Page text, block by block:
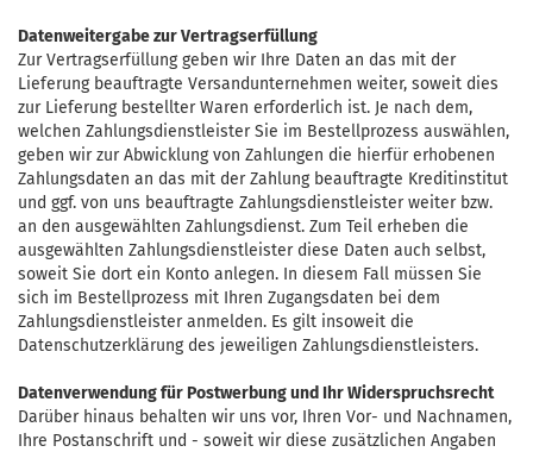
Datenweitergabe zur Vertragserfüllung
Zur Vertragserfüllung geben wir Ihre Daten an das mit der
Lieferung beauftragte Versandunternehmen weiter, soweit dies
zur Lieferung bestellter Waren erforderlich ist. Je nach dem,
welchen Zahlungsdienstleister Sie im Bestellprozess auswählen,
geben wir zur Abwicklung von Zahlungen die hierfür erhobenen
Zahlungsdaten an das mit der Zahlung beauftragte Kreditinstitut
und ggf. von uns beauftragte Zahlungsdienstleister weiter bzw.
an den ausgewählten Zahlungsdienst. Zum Teil erheben die
ausgewählten Zahlungsdienstleister diese Daten auch selbst,
soweit Sie dort ein Konto anlegen. In diesem Fall müssen Sie
sich im Bestellprozess mit Ihren Zugangsdaten bei dem
Zahlungsdienstleister anmelden. Es gilt insoweit die
Datenschutzerklärung des jeweiligen Zahlungsdienstleisters.
Datenverwendung für Postwerbung und Ihr Widerspruchsrecht
Darüber hinaus behalten wir uns vor, Ihren Vor- und Nachnamen,
Ihre Postanschrift und - soweit wir diese zusätzlichen Angaben